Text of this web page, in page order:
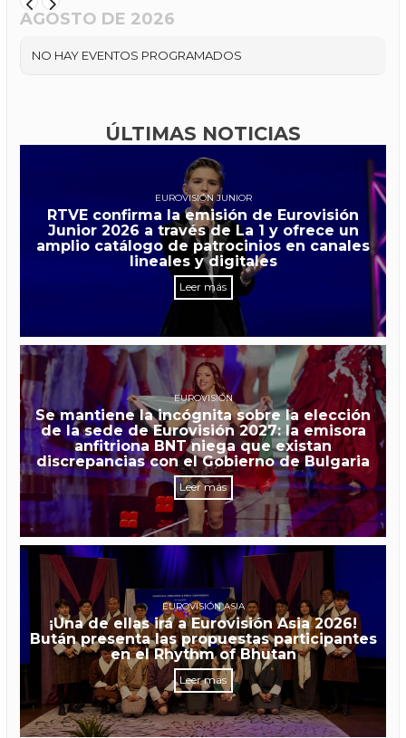
AGOSTO DE 2026
NO HAY EVENTOS PROGRAMADOS
ÚLTIMAS NOTICIAS
EUROVISIÓN JUNIOR
RTVE confirma la emisión de Eurovisión
Junior 2026 a través de La 1 y ofrece un
amplio catálogo de patrocinios en canales
lineales y digitales
Leer más
EUROVISIÓN
Se mantiene la incógnita sobre la elección
de la sede de Eurovisión 2027: la emisora
anfitriona BNT niega que existan
discrepancias con el Gobierno de Bulgaria
Leer más
EUROVISIÓN ASIA
¡Una de ellas irá a Eurovisión Asia 2026!
Bután presenta las propuestas participantes
en el Rhythm of Bhutan
Leer más